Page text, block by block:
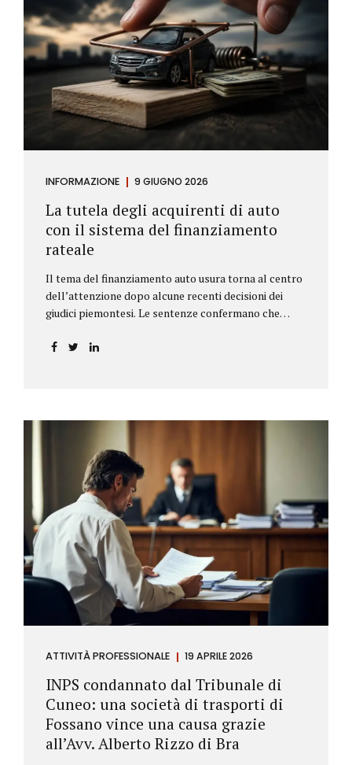
INFORMAZIONE 9 GIUGNO 2026
La tutela degli acquirenti di auto
con il sistema del finanziamento
rateale
Il tema del finanziamento auto usura torna al centro
dell’attenzione dopo alcune recenti decisioni dei
giudici piemontesi. Le sentenze confermano che
incidere sul calcolo del tasso effettivo e aprire la
ATTIVITÀ PROFESSIONALE 19 APRILE 2026
INPS condannato dal Tribunale di
Cuneo: una società di trasporti di
Fossano vince una causa grazie
all’Avv. Alberto Rizzo di Bra